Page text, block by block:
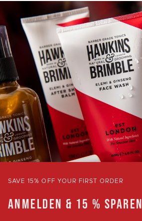
SAVE 15% OFF YOUR FIRST ORDER
ANMELDEN & 15 % SPAREN